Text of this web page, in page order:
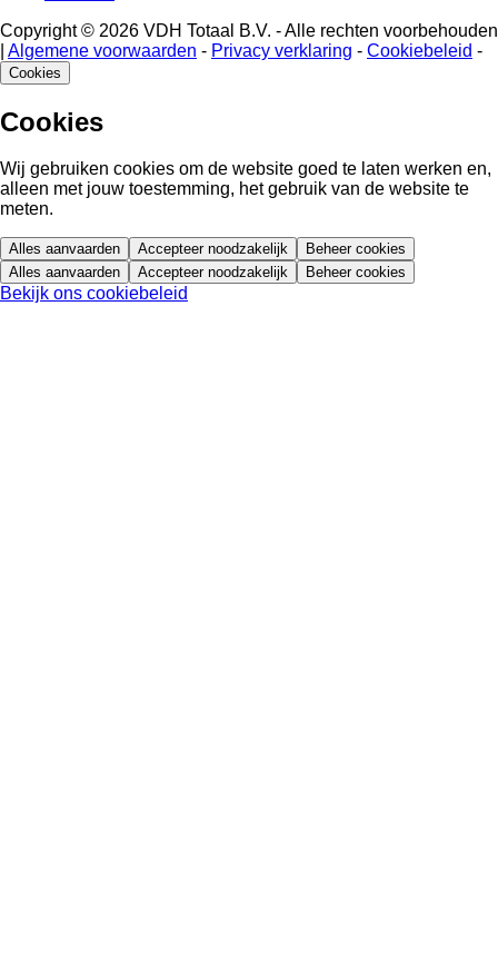
Copyright © 2026 VDH Totaal B.V. - Alle rechten voorbehouden
Algemene voorwaarden - Privacy verklaring - Cookiebeleid -
Cookies
Cookies
Wij gebruiken cookies om de website goed te laten werken en,
alleen met jouw toestemming, het gebruik van de website te
meten.
Alles aanvaarden Accepteer noodzakelijk
Beheer cookies
Alles aanvaarden
Accepteer noodzakelijk Beheer cookies
Bekijk ons cookiebeleid